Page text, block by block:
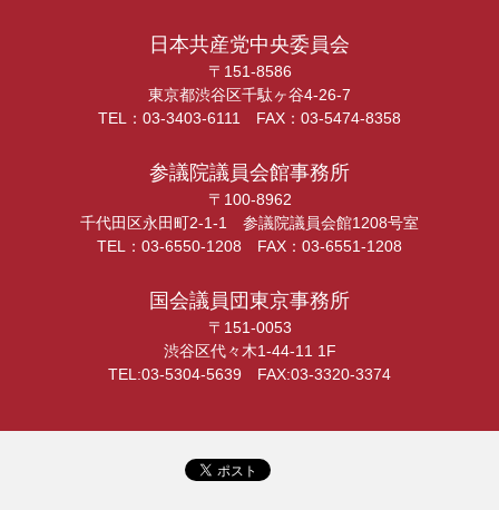
日本共産党中央委員会
〒151-8586
東京都渋谷区千駄ヶ谷4-26-7
TEL：03-3403-6111 FAX：03-5474-8358
参議院議員会館事務所
〒100-8962
千代田区永田町2-1-1 参議院議員会館1208号室
TEL：03-6550-1208 FAX：03-6551-1208
国会議員団東京事務所
〒151-0053
渋谷区代々木1-44-11 1F
TEL:03-5304-5639 FAX:03-3320-3374